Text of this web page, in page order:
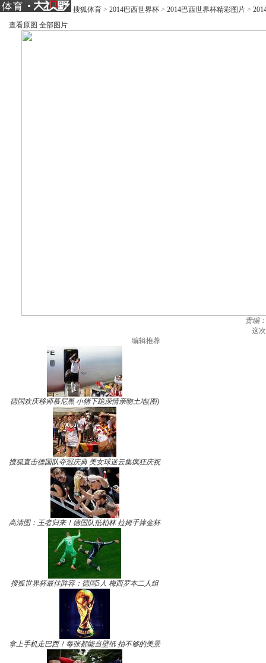
搜狐体育 > 2014巴西世界杯 > 2014巴西世界杯精彩图片 >
查看原图 全部图片
责编
这
编辑推荐
德国欢庆移师慕尼黑 小猪下跪深情亲吻土地(图)
搜狐直击德国队夺冠庆典 美女球迷云集疯狂庆祝
高清图：王者归来！德国队抵柏林 拉姆手捧金杯
搜狐世界杯最佳阵容：德国5人 梅西罗本二人组
拿上手机走巴西！每张都能当壁纸 拍不够的美景